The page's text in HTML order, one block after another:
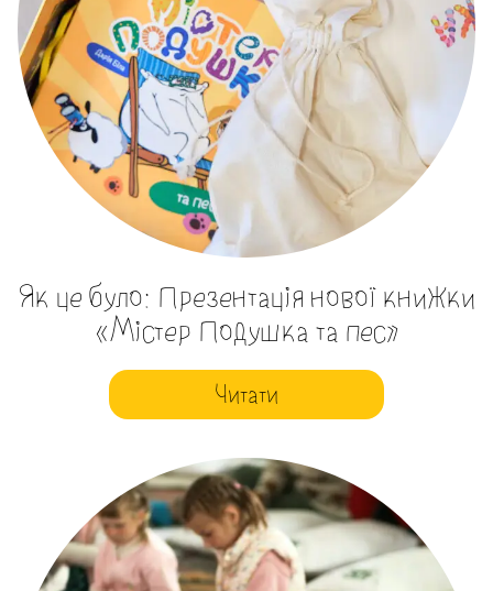
Як це було: Презентація нової книжки
«Містер Подушка та пес»
Читати